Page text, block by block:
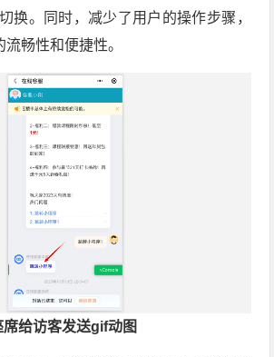
换。同时，减少了用户的操作步骤，
畅性和便捷性。
给访客发送gif动图